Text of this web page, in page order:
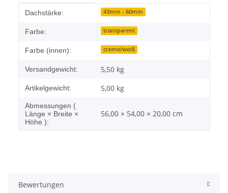
Produkteigenschaft
Wert
Dachstärke: 43mm - 60mm
Farbe: transparent
Farbe (innen): creme/weiß
Versandgewicht: 5,50 kg
Artikelgewicht: 5,00 kg
Abmessungen (
Länge × Breite ×
Höhe ):
56,00 × 54,00 × 20,00 cm
Bewertungen